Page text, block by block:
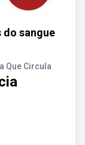
do sangue
Que Circula